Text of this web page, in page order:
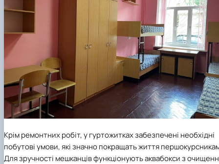
Крім ремонтних робіт, у гуртожитках забезпечені необхідні
побутові умови, які значно покращать життя
Для зручності мешканців функціонують аквабокси з